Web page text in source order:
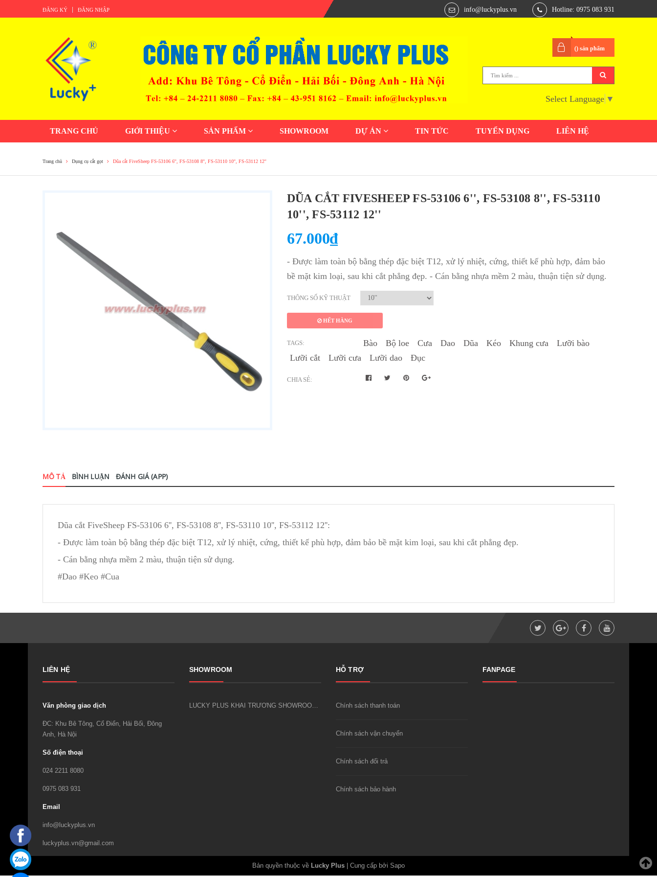
ĐĂNG KÝ ĐĂNG NHẬP info@luckyplus.vn Hotline: 0975 083 931
() sản phẩm
Select Language ▼
TRANG CHỦ GIỚI THIỆU SẢN PHẨM SHOWROOM DỰ ÁN TIN TỨC TUYỂN DỤNG LIÊN HỆ
Trang chủ Dụng cụ cắt gọt Dũa cắt FiveSheep FS-53106 6'', FS-53108 8'', FS-53110 10'', FS-53112 12''
DŨA CẮT FIVESHEEP FS-53106 6'', FS-53108 8'', FS-53110
10'', FS-53112 12''
67.000₫
- Được làm toàn bộ bằng thép đặc biệt T12, xử lý nhiệt, cứng, thiết kế phù hợp, đảm bảo
bề mặt kim loại, sau khi cắt phẳng đẹp. - Cán bằng nhựa mềm 2 màu, thuận tiện sử dụng.
THÔNG SỐ KỸ THUẬT
HẾT HÀNG
TAGS: Bào Bộ loe Cưa Dao Dũa Kéo Khung cưa
Lưỡi bào
Lưỡi cắt
Lưỡi cưa Lưỡi dao Đục
CHIA SẺ:
MÔ TẢ BÌNH LUẬN ĐÁNH GIÁ (APP)
Dũa cắt FiveSheep FS-53106 6'', FS-53108 8'', FS-53110 10'', FS-53112 12'':
- Được làm toàn bộ bằng thép đặc biệt T12, xử lý nhiệt, cứng, thiết kế phù hợp, đảm bảo bề mặt kim loại, sau khi cắt phẳng đẹp.
- Cán bằng nhựa mềm 2 màu, thuận tiện sử dụng.
#Dao #Keo #Cua
LIÊN HỆ
Văn phòng giao dịch
ĐC: Khu Bê Tông, Cổ Điển, Hải Bối, Đông
Anh, Hà Nội
Số điện thoại
024 2211 8080
0975 083 931
Email
info@luckyplus.vn
luckyplus.vn@gmail.com
SHOWROOM HỖ TRỢ
Chính sách thanh toán
Chính sách vận chuyển
Chính sách đổi trả
Chính sách bảo hành
FANPAGE
Bản quyền thuộc về Lucky Plus Cung cấp bởi Sapo